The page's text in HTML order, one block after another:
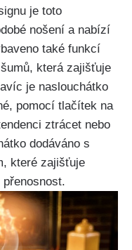
je toto
nošení a nabízí
také funkcí
která zajišťuje
je naslouchátko
pomocí tlačítek na
ztrácet nebo
dodáváno s
které zajišťuje